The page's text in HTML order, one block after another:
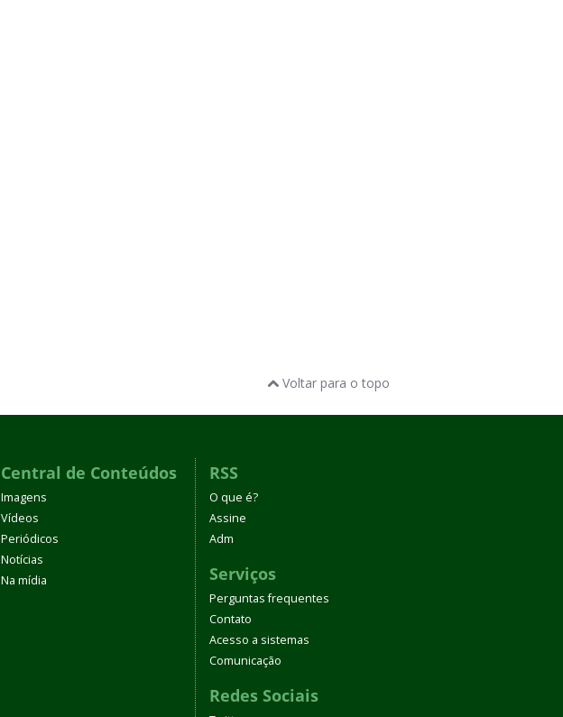
Voltar para o topo
Central de Conteúdos
Imagens
Vídeos
Periódicos
Notícias
Na mídia
RSS
O que é?
Assine
Adm
Serviços
Perguntas frequentes
Contato
Acesso a sistemas
Comunicação
Redes Sociais